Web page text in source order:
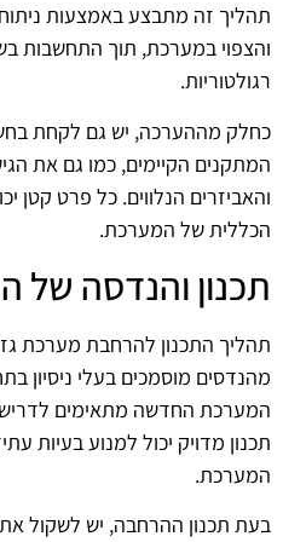
תהליך זה מתבצע באמצעות
והצפוי במערכת, תוך התחשבות
רגולטוריות.
כחלק מההערכה, יש גם לקחת
המתקנים הקיימים, כמו גם את
והאביזרים הנלווים. כל פרט קטן
הכללית של המערכת.
תכנון והנדסה
תהליך התכנון להרחבת מערכת
מהנדסים מוסמכים בעלי ניסיון
המערכת החדשה מתאימים
תכנון מדויק יכול למנוע בעיות
המערכת.
בעת תכנון ההרחבה, יש לשקול את